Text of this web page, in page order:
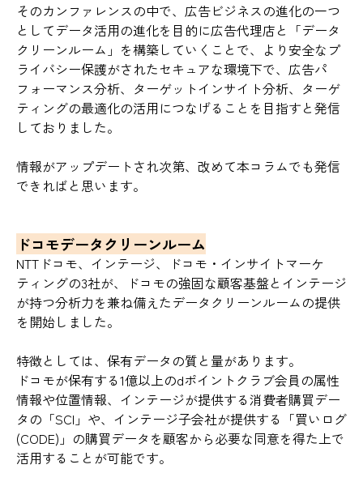
そのカンファレンスの中で、広告ビジネスの進化の一つ
としてデータ活用の進化を目的に広告代理店と「データ
クリーンルーム」を構築していくことで、より安全なプ
ライバシー保護がされたセキュアな環境下で、広告パ
フォーマンス分析、ターゲットインサイト分析、ターゲ
ティングの最適化の活用につなげることを目指すと発信
しておりました。
情報がアップデートされ次第、改めて本コラムでも発信
できればと思います。
ドコモデータクリーンルーム
NTTドコモ、インテージ、ドコモ・インサイトマーケ
ティングの3社が、ドコモの強固な顧客基盤とインテージ
が持つ分析力を兼ね備えたデータクリーンルームの提供
を開始しました。
特徴としては、保有データの質と量があります。
ドコモが保有する1億以上のdポイントクラブ会員の属性
情報や位置情報、インテージが提供する消費者購買デー
タの「SCI」や、インテージ子会社が提供する「買いログ
(CODE)」の購買データを顧客から必要な同意を得た上で
活用することが可能です。